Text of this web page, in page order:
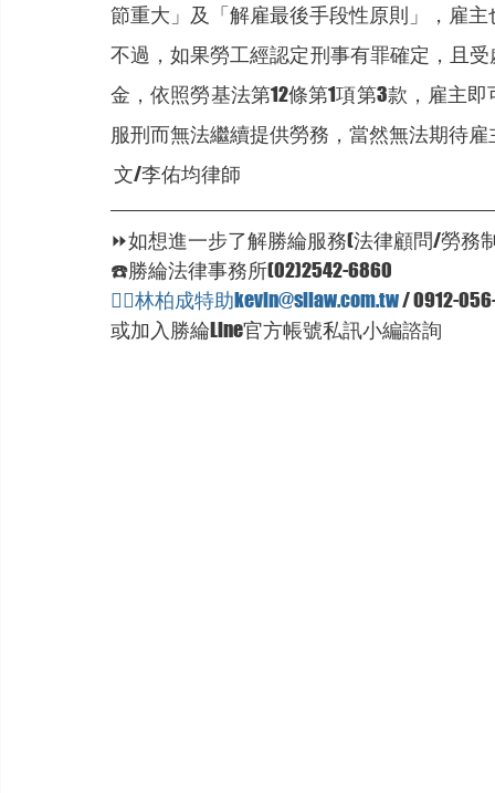
節重大」及「解雇最後手段性原則」，雇
不過，如果勞工經認定刑事有罪確定，且
金，依照勞基法第12條第1項第3款，雇主
服刑而無法繼續提供勞務，當然無法期待
文/李佑均律師
⏩如想進一步了解勝綸服務(法律顧問/勞
☎️勝綸法律事務所(02)2542-6860
🦸‍♂林柏成特助kevin@sllaw.com.tw / 0912-
或加入勝綸Line官方帳號私訊小編諮詢